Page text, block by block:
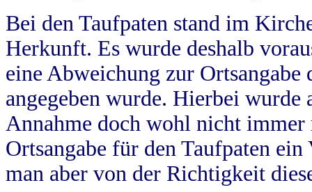
Bei den Taufpaten stand im
Herkunft. Es wurde deshalb
eine Abweichung zur
angegeben wurde. Hierbei wurde
Annahme doch wohl nicht
Ortsangabe für den Taufpaten
man aber von der Richtigkeit